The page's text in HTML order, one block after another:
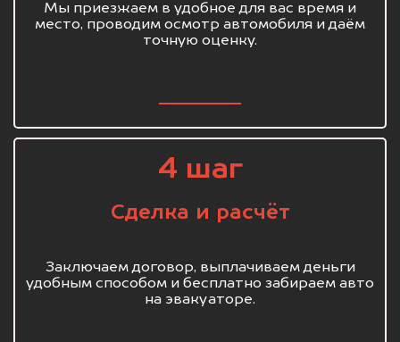
Мы приезжаем в удобное для вас время и
место, проводим осмотр автомобиля и даём
точную оценку.
4 шаг
Сделка и расчёт
Заключаем договор, выплачиваем деньги
удобным способом и бесплатно забираем авто
на эвакуаторе.